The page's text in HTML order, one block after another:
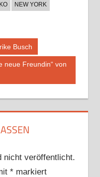
KO
NEW YORK
Busch
neue Freundin“ von
nicht veröffentlicht.
*markiert